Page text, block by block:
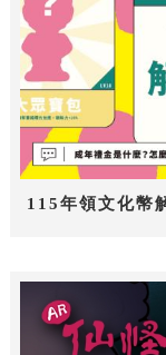
115年領文化幣